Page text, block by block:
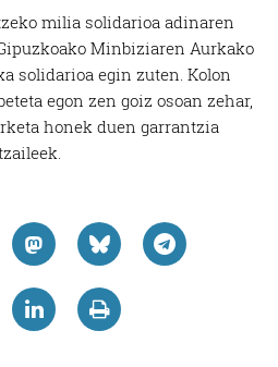
milia solidarioa adinaren
Minbiziaren Aurkako
solidarioa egin zuten. Kolon
egon zen goiz osoan zehar,
honek duen garrantzia